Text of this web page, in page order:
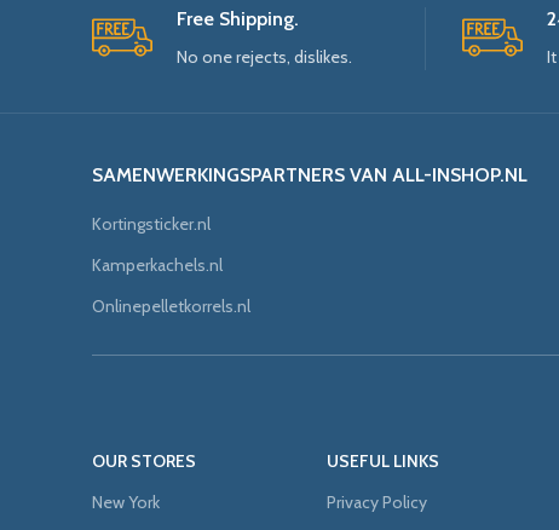
Free Shipping.
No one rejects, dislikes.
SAMENWERKINGSPARTNERS VAN ALL-INSHOP.NL
Kortingsticker.nl
Kamperkachels.nl
Onlinepelletkorrels.nl
OUR STORES
New York
USEFUL LINKS
Privacy Policy